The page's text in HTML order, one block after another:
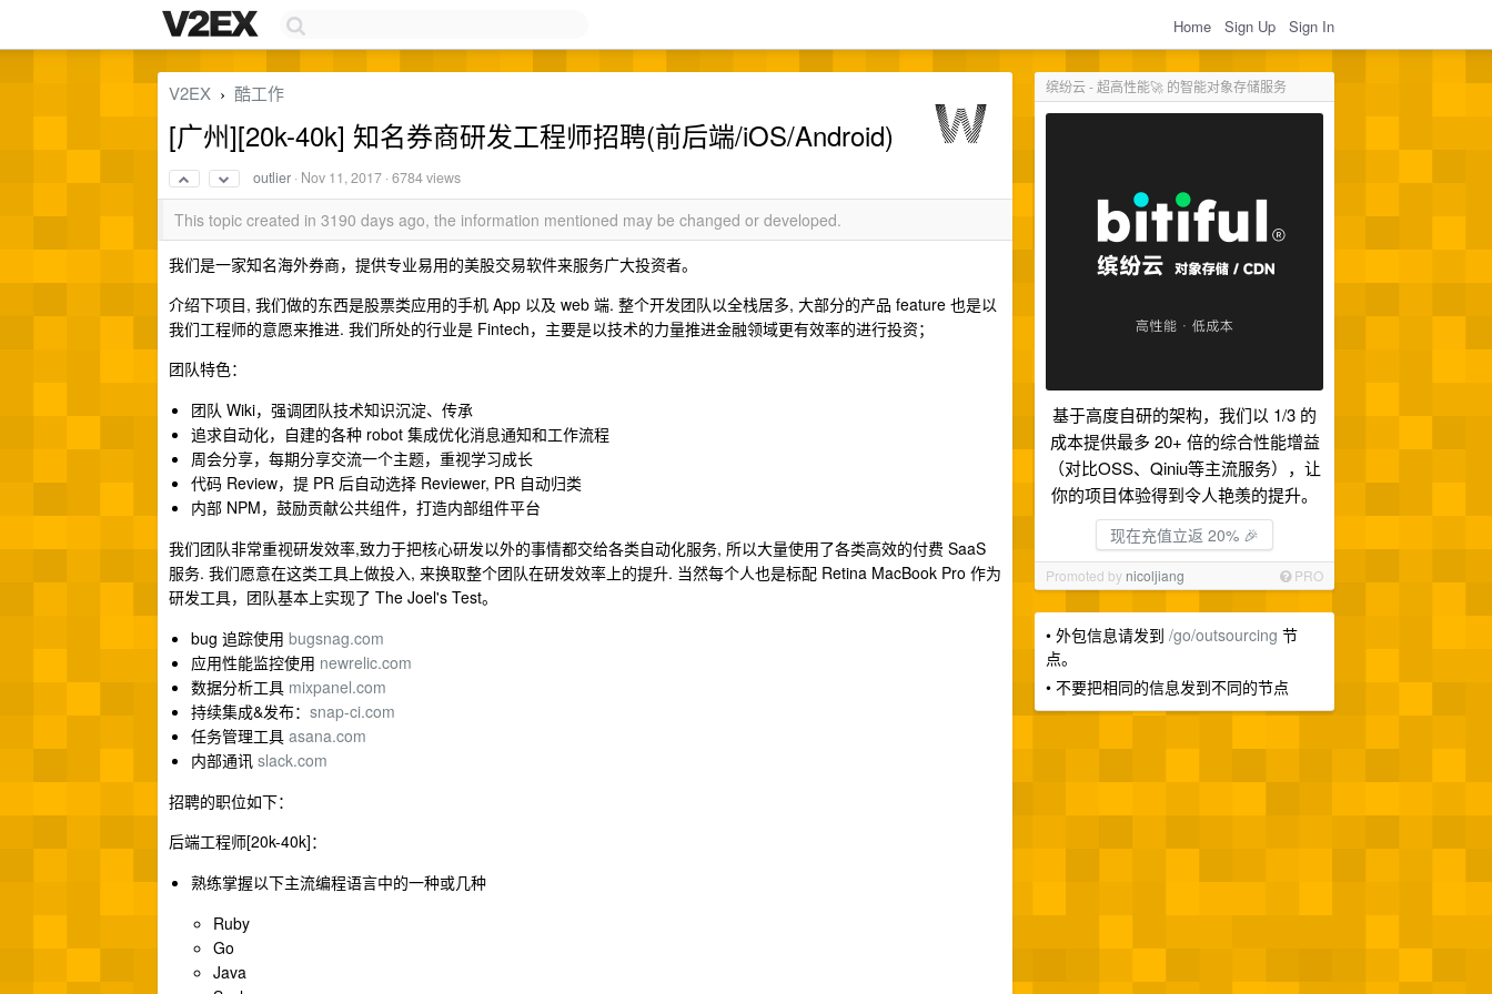
Home Sign Up Sign In
缤纷云 - 超高性能🚀 的智能对象存储服务
基于高度自研的架构，我们以 1/3 的
成本提供最多 20+ 倍的综合性能增益
（对比OSS、Qiniu等主流服务），让
你的项目体验得到令人艳羡的提升。
现在充值立返 20% 🎉
Promoted by nicoljiang PRO
• 外包信息请发到 /go/outsourcing 节
点。
• 不要把相同的信息发到不同的节点
V2EX › 酷工作
[广州][20k-40k] 知名券商研发工程师招聘(前后端/iOS/Android)
outlier · Nov 11, 2017 · 6784 views
This topic created in 3190 days ago, the information mentioned may be changed or developed.
我们是一家知名海外券商，提供专业易用的美股交易软件来服务广大投资者。
介绍下项目, 我们做的东西是股票类应用的手机 App 以及 web 端. 整个开发团队以全栈居多, 大部分的产品 feature 也是以
我们工程师的意愿来推进. 我们所处的行业是 Fintech，主要是以技术的力量推进金融领域更有效率的进行投资；
团队特色：
团队 Wiki，强调团队技术知识沉淀、传承
追求自动化，自建的各种 robot 集成优化消息通知和工作流程
周会分享，每期分享交流一个主题，重视学习成长
代码 Review，提 PR 后自动选择 Reviewer, PR 自动归类
内部 NPM，鼓励贡献公共组件，打造内部组件平台
我们团队非常重视研发效率,致力于把核心研发以外的事情都交给各类自动化服务, 所以大量使用了各类高效的付费 SaaS
服务. 我们愿意在这类工具上做投入, 来换取整个团队在研发效率上的提升. 当然每个人也是标配 Retina MacBook Pro 作为
研发工具，团队基本上实现了 The Joel's Test。
bug 追踪使用 bugsnag.com
应用性能监控使用 newrelic.com
数据分析工具 mixpanel.com
持续集成&发布： snap-ci.com
任务管理工具 asana.com
内部通讯 slack.com
招聘的职位如下：
后端工程师[20k-40k]：
熟练掌握以下主流编程语言中的一种或几种
Ruby
Go
Java